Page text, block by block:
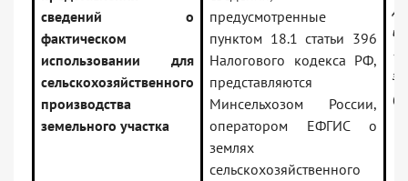
сведений о
фактическом
использовании для
сельскохозяйственного
производства
земельного участка
предусмотренные
пунктом 18.1 статьи 396
Налогового кодекса РФ,
представляются
Минсельхозом России,
оператором ЕФГИС о
землях
сельскохозяйственного
—